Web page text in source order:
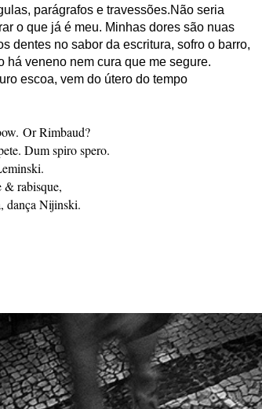
parágrafos e travessões.Não seria
o que já é meu. Minhas dores são nuas
dentes no sabor da escritura, sofro o barro,
há veneno nem cura que me segure.
escoa, vem do útero do tempo
Or Rimbaud?
Dum spiro spero.
& rabisque,
dança Nijinski.